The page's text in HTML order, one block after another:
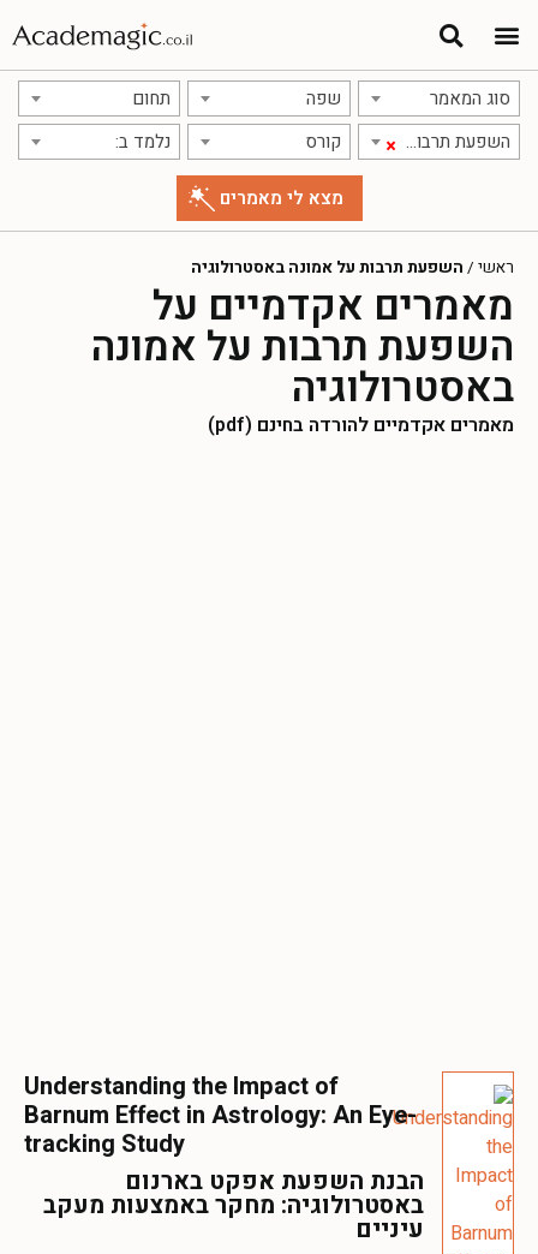
סוג המאמר שפה תחום
× השפעת תרבות על אמונה באסטרולוגיה קורס נלמד ב:
ראשי / השפעת תרבות על אמונה באסטרולוגיה
מאמרים אקדמיים על
השפעת תרבות על אמונה
באסטרולוגיה
מאמרים אקדמיים להורדה בחינם (pdf)
Understanding the Impact of
Barnum Effect in Astrology: An Eye-
tracking Study
הבנת השפעת אפקט בארנום
באסטרולוגיה: מחקר באמצעות מעקב
עיניים